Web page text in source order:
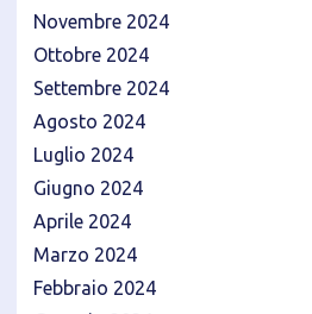
Novembre 2024
Ottobre 2024
Settembre 2024
Agosto 2024
Luglio 2024
Giugno 2024
Aprile 2024
Marzo 2024
Febbraio 2024